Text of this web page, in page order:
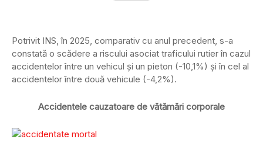
Potrivit INS, în 2025, comparativ cu anul precedent, s-a
constată o scădere a riscului asociat traficului rutier în cazul
accidentelor între un vehicul şi un pieton (-10,1%) și în cel al
accidentelor între două vehicule (-4,2%).
Accidentele cauzatoare de vătămări corporale